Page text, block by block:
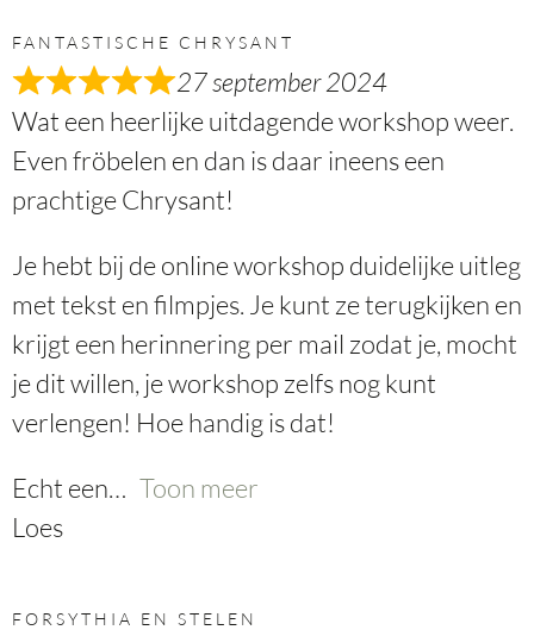
FANTASTISCHE CHRYSANT
27 september 2024
Wat een heerlijke uitdagende workshop weer.
Even fröbelen en dan is daar ineens een
prachtige Chrysant!
Je hebt bij de online workshop duidelijke uitleg
met tekst en filmpjes. Je kunt ze terugkijken en
krijgt een herinnering per mail zodat je, mocht
je dit willen, je workshop zelfs nog kunt
verlengen! Hoe handig is dat!
Echt een
Toon meer
Loes
FORSYTHIA EN STELEN